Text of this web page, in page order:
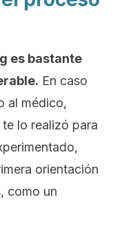
es bastante
En caso
al médico,
lo realizó para
orientación
como un